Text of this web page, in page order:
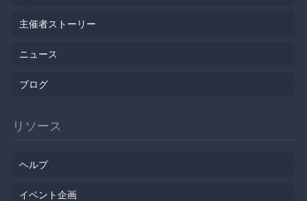
主催者ストーリー
ニュース
ブログ
リソース
ヘルプ
イベント企画